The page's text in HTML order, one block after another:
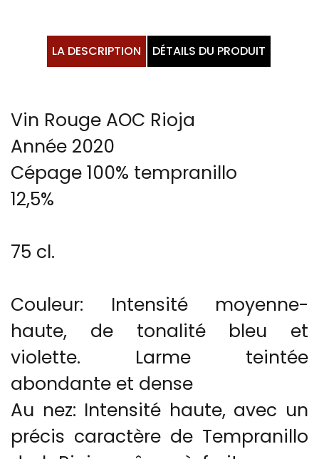
LA DESCRIPTION DÉTAILS DU PRODUIT
Vin Rouge AOC Rioja
Année 2020
Cépage 100% tempranillo
12,5%
75 cl.
Couleur: Intensité moyenne-
haute, de tonalité bleu et
violette. Larme teintée
abondante et dense
Au nez: Intensité haute, avec un
précis caractère de Tempranillo